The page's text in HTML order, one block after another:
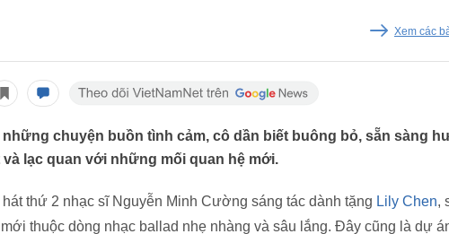
Xem các
những chuyện buồn tình cảm, cô dần biết buông bỏ, sẵn sàng
lạc quan với những mối quan hệ mới.
hát thứ 2 nhạc sĩ Nguyễn Minh Cường sáng tác dành tặng Lily Chen,
thuộc dòng nhạc ballad nhẹ nhàng và sâu lắng. Đây cũng là dự